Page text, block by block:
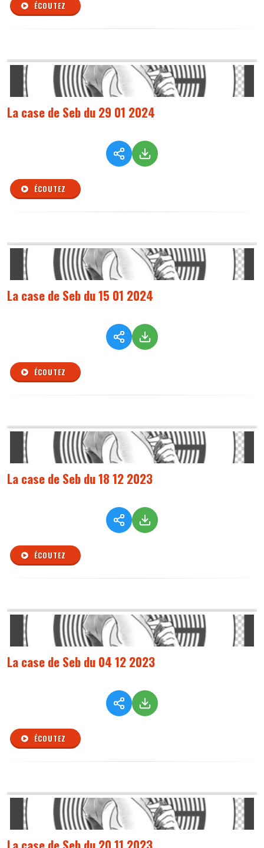
ÉCOUTEZ
La case de Seb du 29 01 2024
ÉCOUTEZ
La case de Seb du 15 01 2024
ÉCOUTEZ
La case de Seb du 18 12 2023
ÉCOUTEZ
La case de Seb du 04 12 2023
ÉCOUTEZ